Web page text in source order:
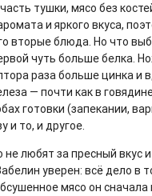
тушки, мясо без
и яркого вкуса,
вторые блюда. Но что
чуть больше белка.
раза больше цинка и
— почти как в
готовки (запекании,
и то, и другое.
не любят за пресный вкус
уверен: всё дело в
мясо он сначала